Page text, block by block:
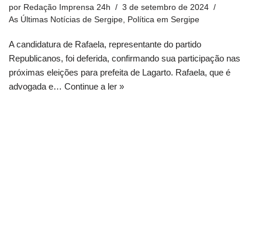
por Redação Imprensa 24h
3 de setembro de 2024
As Últimas Notícias de Sergipe Política em Sergipe
A candidatura de Rafaela, representante do partido
Republicanos, foi deferida, confirmando sua participação nas
próximas eleições para prefeita de Lagarto. Rafaela, que é
advogada e… Continue a ler »